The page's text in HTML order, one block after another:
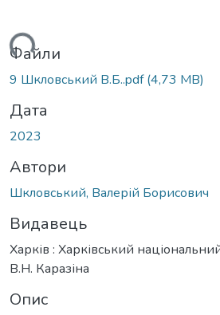
Файли
9 Шкловський В.Б..pdf(4,73 MB)
Дата
2023
Автори
Шкловський, Валерій Борисович
Видавець
Харків : Харківський
В.Н. Каразіна
Опис